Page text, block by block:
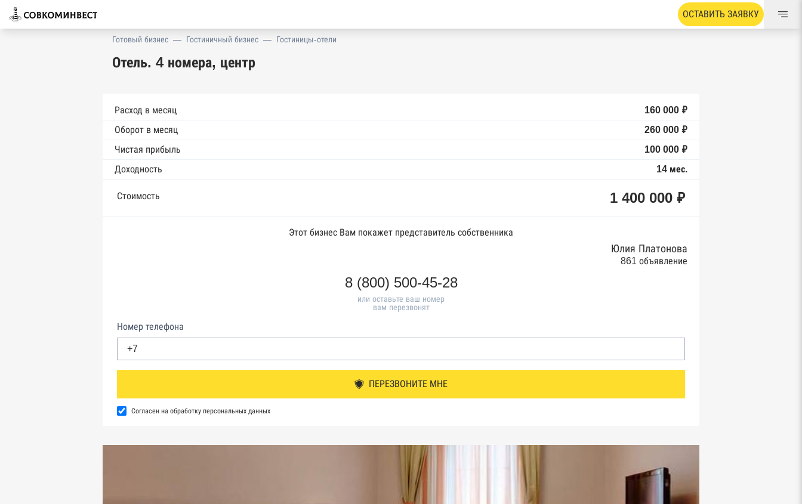
ОСТАВИТЬ ЗАЯВКУ
Готовый бизнес — Гостиничный бизнес — Гостиницы-отели
Отель. 4 номера, центр
Расход в месяц
160 000 ₽
Оборот в месяц
260 000 ₽
Чистая прибыль
100 000 ₽
Доходность
14 мес.
Стоимость 1 400 000 ₽
Этот бизнес Вам покажет представитель собственника
Юлия Платонова
861 объявление
8 (800) 500-45-28
или оставьте ваш номер
вам перезвонят
Номер телефона
ПЕРЕЗВОНИТЕ МНЕ
Согласен на обработку персональных данных